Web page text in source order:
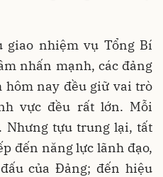
giao nhiệm vụ Tổng Bí
nhấn mạnh, các đảng
hôm nay đều giữ vai trò
vực đều rất lớn. Mỗi
Nhưng tựu trung lại, tất
đến năng lực lãnh đạo,
của Đảng; đến hiệu